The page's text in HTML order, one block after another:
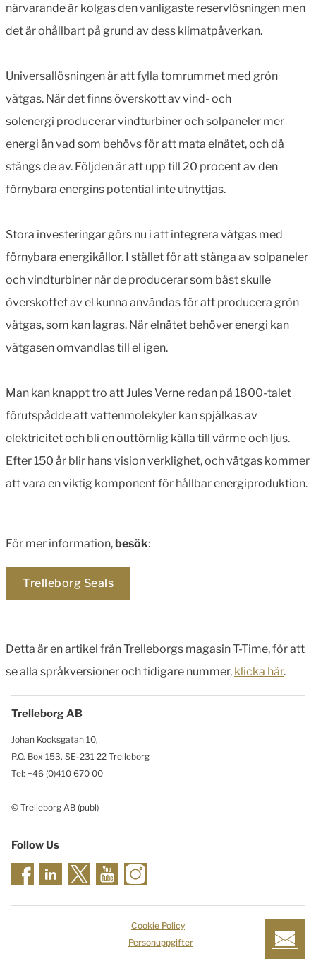
närvarande är kolgas den vanligaste reservlösningen men
det är ohållbart på grund av dess klimatpåverkan.
Universallösningen är att fylla tomrummet med grön
vätgas. När det finns överskott av vind- och
solenergi producerar vindturbiner och solpaneler mer
energi än vad som behövs för att mata elnätet, och då
stängs de av. Följden är att upp till 20 procent av den
förnybara energins potential inte utnyttjas.
Stora investeringar görs nu i att integrera vätgas med
förnybara energikällor. I stället för att stänga av solpaneler
och vindturbiner när de producerar som bäst skulle
överskottet av el kunna användas för att producera grön
vätgas, som kan lagras. När elnätet behöver energi kan
vätgasen omvandlas till el igen.
Man kan knappt tro att Jules Verne redan på 1800-talet
förutspådde att vattenmolekyler kan spjälkas av
elektricitet och bli en outtömlig källa till värme och ljus.
Efter 150 år blir hans vision verklighet, och vätgas kommer
att vara en viktig komponent för hållbar energiproduktion.
För mer information, besök:
Trelleborg Seals
Detta är en artikel från Trelleborgs magasin T-Time, för att
se alla språkversioner och tidigare nummer, klicka här.
Trelleborg AB
Johan Kocksgatan 10,
P.O. Box 153, SE-231 22 Trelleborg
Tel: +46 (0)410 670 00
© Trelleborg AB (publ)
Follow Us
Cookie Policy
Personuppgifter